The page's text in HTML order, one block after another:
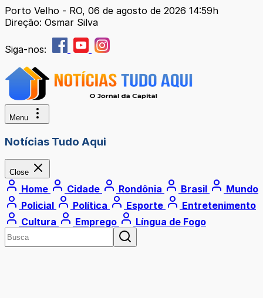
Porto Velho - RO, 06 de agosto de 2026 14:59h
Direção: Osmar Silva
Siga-nos:
Menu
Notícias Tudo Aqui
Close
Home Cidade Rondônia Brasil
Mundo
Policial
Política Esporte
Entretenimento
Cultura
Emprego Língua de Fogo